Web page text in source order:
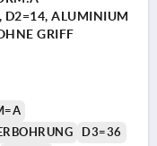
D2=14, ALUMINIUM
GRIFF
D3=36